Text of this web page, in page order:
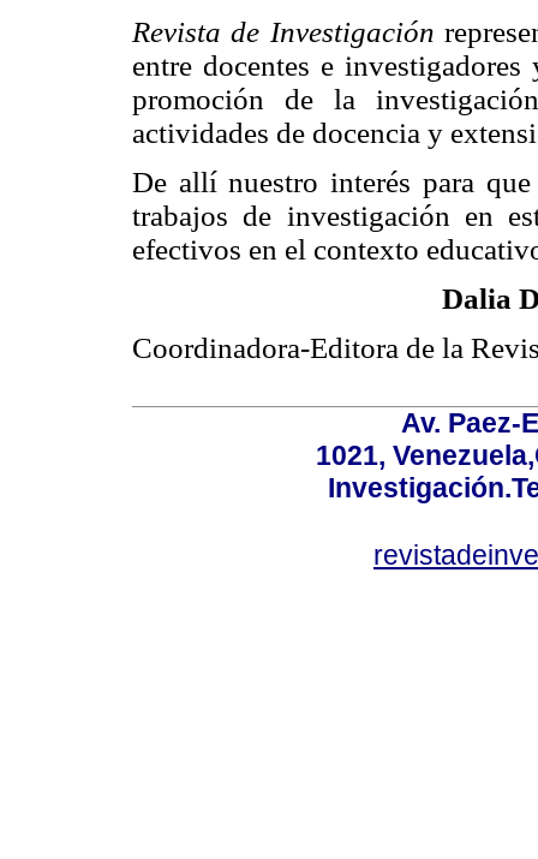
Revista de Investigación
entre docentes e
promoción de la
actividades de docencia y
De allí nuestro interés para
trabajos de investigación en
efectivos en el contexto
Dalia
Coordinadora-Editora de la
Av. Paez-
1021,